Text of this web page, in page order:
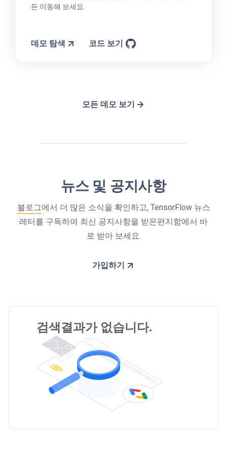
든 이동해 보세요.
데모 탐색 코드 보기
모든 데모 보기
뉴스 및 공지사항
블로그에서 더 많은 소식을 확인하고, TensorFlow 뉴스
레터를 구독하여 최신 공지사항을 받은편지함에서 바
로 받아 보세요.
가입하기
검색결과가 없습니다.